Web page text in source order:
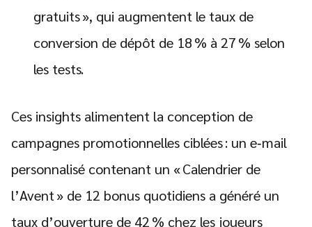
gratuits », qui augmentent le taux de
conversion de dépôt de 18 % à 27 % selon
les tests.
Ces insights alimentent la conception de
campagnes promotionnelles ciblées : un e‑mail
personnalisé contenant un « Calendrier de
l’Avent » de 12 bonus quotidiens a généré un
taux d’ouverture de 42 % chez les joueurs